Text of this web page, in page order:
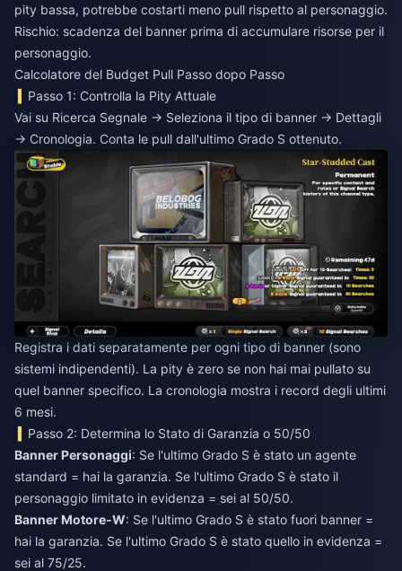
pity bassa, potrebbe costarti meno pull rispetto al personaggio.
Rischio: scadenza del banner prima di accumulare risorse per il
personaggio.
Calcolatore del Budget Pull Passo dopo Passo
Passo 1: Controlla la Pity Attuale
Vai su Ricerca Segnale → Seleziona il tipo di banner → Dettagli
→ Cronologia. Conta le pull dall'ultimo Grado S ottenuto.
Registra i dati separatamente per ogni tipo di banner (sono
sistemi indipendenti). La pity è zero se non hai mai pullato su
quel banner specifico. La cronologia mostra i record degli ultimi
6 mesi.
Passo 2: Determina lo Stato di Garanzia o 50/50
Banner Personaggi: Se l'ultimo Grado S è stato un agente
standard = hai la garanzia. Se l'ultimo Grado S è stato il
personaggio limitato in evidenza = sei al 50/50.
Banner Motore-W: Se l'ultimo Grado S è stato fuori banner =
hai la garanzia. Se l'ultimo Grado S è stato quello in evidenza =
sei al 75/25.